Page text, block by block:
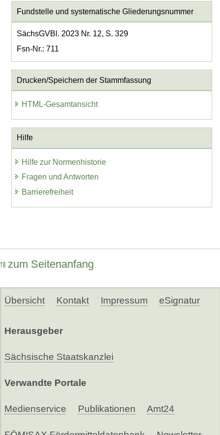
Fundstelle und systematische Gliederungsnummer
SächsGVBl. 2023 Nr. 12, S. 329
Fsn-Nr.: 711
Drucken/Speichern der Stammfassung
HTML-Gesamtansicht
Hilfe
Hilfe zur Normenhistorie
Fragen und Antworten
Barrierefreiheit
zum Seitenanfang
Übersicht Kontakt Impressum eSignatur
Herausgeber
Sächsische Staatskanzlei
Verwandte Portale
Medienservice Publikationen Amt24